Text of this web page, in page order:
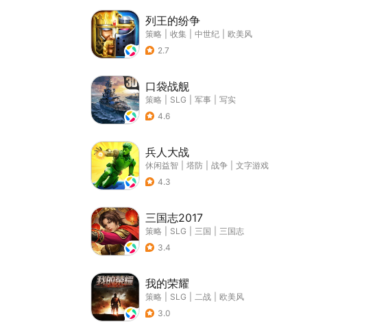
列王的纷争
策略 收集 中世纪
欧美风
2.7
口袋战舰
策略 SLG 军事
写实
4.6
兵人大战
休闲益智 塔防 战争
文字游戏
4.3
三国志2017
策略 SLG 三国
三国志
3.4
我的荣耀
策略 SLG 二战
欧美风
3.0